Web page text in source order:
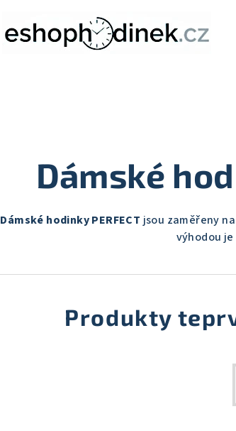
Dámské
Dámské hodinky PERFECT jsou zaměřeny
výhodou
Produkty